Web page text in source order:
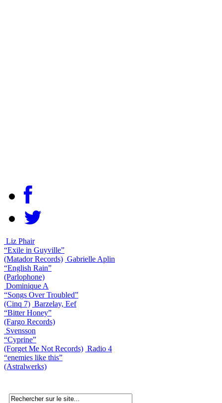
Liz Phair
“Exile in Guyville”
(Matador Records) Gabrielle Aplin
“English Rain”
(Parlophone)
Dominique A
“Songs Over Troubled”
(Cinq 7) Barzelay, Eef
“Bitter Honey”
(Fargo Records)
Svensson
“Cyprine”
(Forget Me Not Records) Radio 4
“enemies like this”
(Astralwerks)